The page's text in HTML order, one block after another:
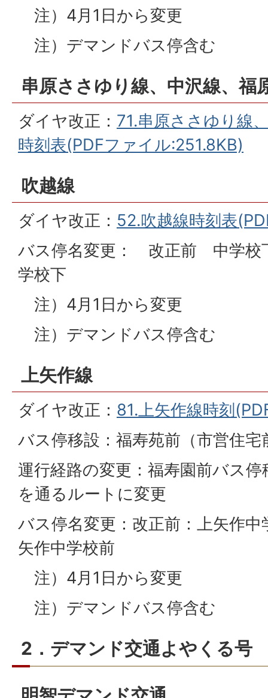
注）4月1日から変更
注）デマンドバス停含む
串原ささゆり線、中沢線、福
ダイヤ改正： 71.串原ささゆり線
時刻表(PDFファイル:251.8KB)
吹越線
ダイヤ改正： 52.吹越線時刻表
バス停名変更： 改正前 中学
学校下
注）4月1日から変更
注）デマンドバス停含む
上矢作線
ダイヤ改正： 81.上矢作線時刻
バス停移設：福寿苑前（市営住宅
運行経路の変更：福寿園前バス
を通るルートに変更
バス停名変更：改正前：上矢作
矢作中学校前
注）4月1日から変更
注）デマンドバス停含む
2．デマンド交通よやくる号